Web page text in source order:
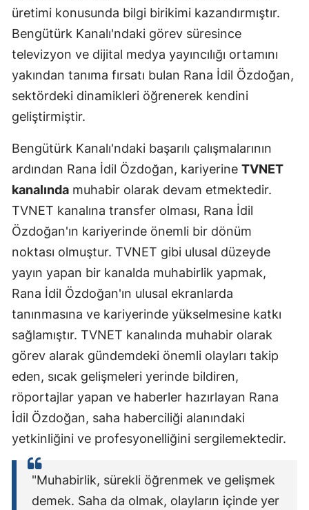
üretimi konusunda bilgi birikimi kazandırmıştır.
Bengütürk Kanalı'ndaki görev süresince
televizyon ve dijital medya yayıncılığı ortamını
yakından tanıma fırsatı bulan Rana İdil Özdoğan,
sektördeki dinamikleri öğrenerek kendini
geliştirmiştir.
Bengütürk Kanalı'ndaki başarılı çalışmalarının
ardından Rana İdil Özdoğan, kariyerine TVNET
kanalında muhabir olarak devam etmektedir.
TVNET kanalına transfer olması, Rana İdil
Özdoğan'ın kariyerinde önemli bir dönüm
noktası olmuştur. TVNET gibi ulusal düzeyde
yayın yapan bir kanalda muhabirlik yapmak,
Rana İdil Özdoğan'ın ulusal ekranlarda
tanınmasına ve kariyerinde yükselmesine katkı
sağlamıştır. TVNET kanalında muhabir olarak
görev alarak gündemdeki önemli olayları takip
eden, sıcak gelişmeleri yerinde bildiren,
röportajlar yapan ve haberler hazırlayan Rana
İdil Özdoğan, saha haberciliği alanındaki
yetkinliğini ve profesyonelliğini sergilemektedir.
"Muhabirlik, sürekli öğrenmek ve gelişmek
demek. Saha da olmak, olayların içinde yer